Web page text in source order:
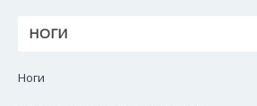
НОГИ
Ноги